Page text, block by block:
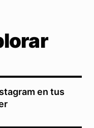
en tus